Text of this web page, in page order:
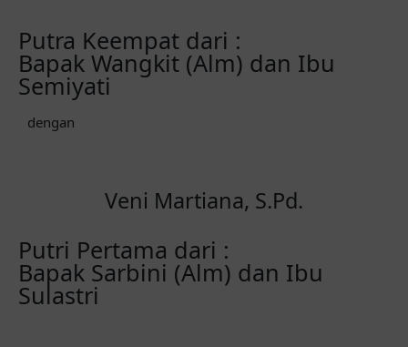
Putra Keempat dari :
Bapak Wangkit (Alm) dan Ibu
Semiyati
dengan
Veni Martiana, S.Pd.
Putri Pertama dari :
Bapak Sarbini (Alm) dan Ibu
Sulastri